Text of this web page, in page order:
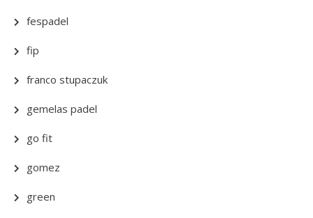
fespadel
fip
franco stupaczuk
gemelas padel
go fit
gomez
green